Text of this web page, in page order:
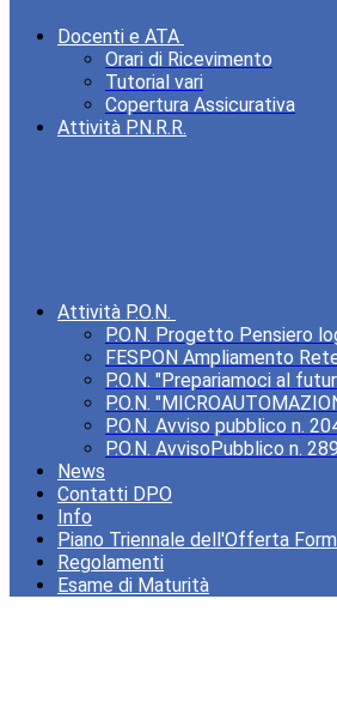
Docenti e ATA
Orari di Ricevimento
Tutorial vari
Copertura Assicurativa
Attività P.N.R.R.
Attività P.O.N.
P.O.N. Progetto Pensiero
FESPON Ampliamento
P.O.N. "Prepariamoci al
P.O.N.
P.O.N. Avviso pubblico n.
P.O.N. AvvisoPubblico n.
News
Contatti DPO
Info
Piano Triennale dell'Offerta
Regolamenti
Esame di Maturità